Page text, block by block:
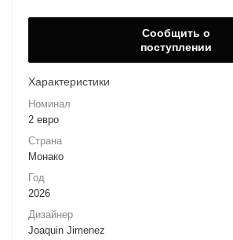
Сообщить о
поступлении
Характеристики
Номинал
2 евро
Страна
Монако
Год
2026
Дизайнер
Joaquin Jimenez